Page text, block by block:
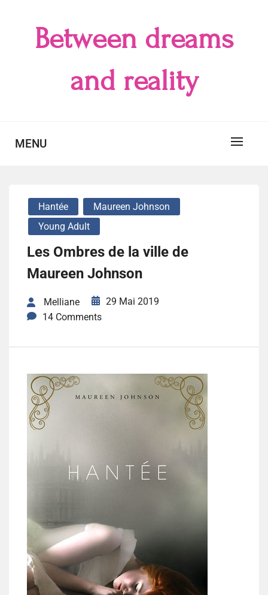
Between dreams
and reality
MENU
Hantée
Maureen Johnson
Young Adult
Les Ombres de la ville de
Maureen Johnson
Melliane
29 Mai 2019
14 Comments